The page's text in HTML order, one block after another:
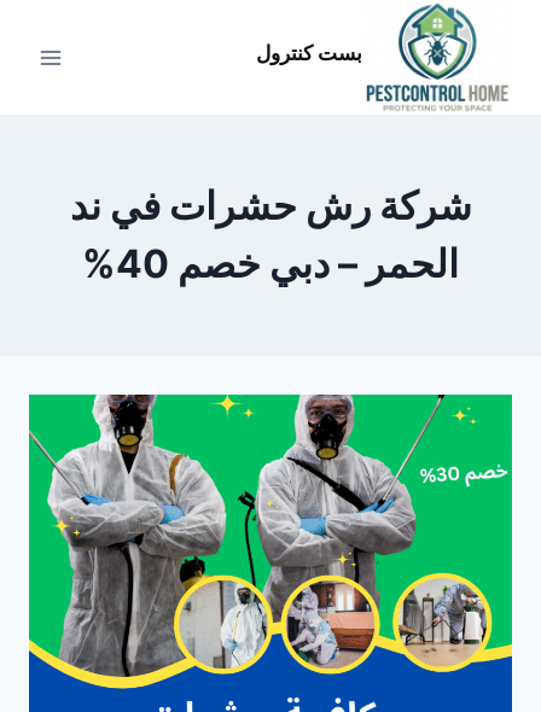
المحتوى
بست كنترول
شركة رش حشرات في ند
الحمر – دبي خصم 40%